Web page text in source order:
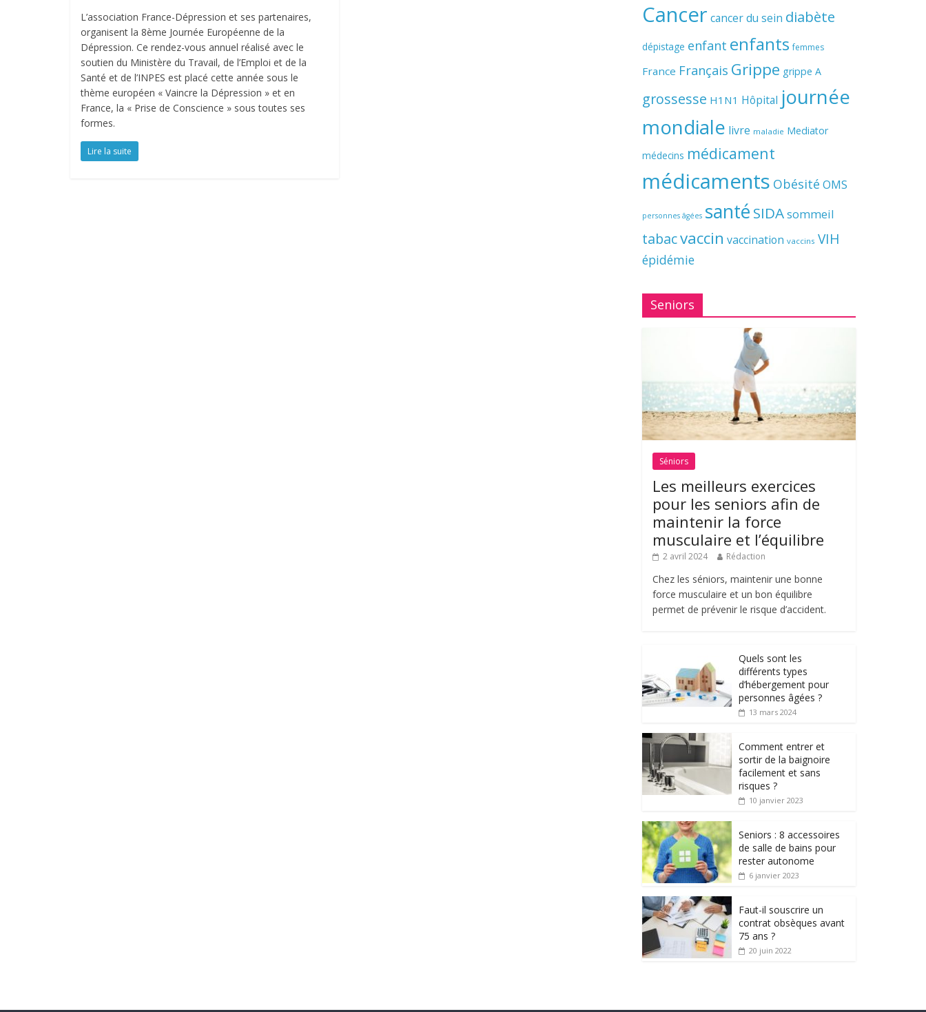
L’association France-Dépression et ses partenaires,
organisent la 8ème Journée Européenne de la
Dépression. Ce rendez-vous annuel réalisé avec le
soutien du Ministère du Travail, de l’Emploi et de la
Santé et de l’INPES est placé cette année sous le
thème européen « Vaincre la Dépression » et en
France, la « Prise de Conscience » sous toutes ses
formes.
Lire la suite
Cancer cancer du sein diabète
dépistage enfant enfants femmes
France Français Grippe grippe A
grossesse H1N1 Hôpital journée
mondiale livre maladie Mediator
médecins médicament
médicaments Obésité OMS
personnes âgées santé SIDAsommeil
tabacvaccin vaccination vaccins VIH
épidémie
Seniors
Séniors
Les meilleurs exercices
pour les seniors afin de
maintenir la force
musculaire et l’équilibre
2 avril 2024 Rédaction
Chez les séniors, maintenir une bonne
force musculaire et un bon équilibre
permet de prévenir le risque d’accident.
Quels sont les
différents types
d’hébergement pour
personnes âgées ?
13 mars 2024
Comment entrer et
sortir de la baignoire
facilement et sans
risques ?
10 janvier 2023
Seniors : 8 accessoires
de salle de bains pour
rester autonome
6 janvier 2023
Faut-il souscrire un
contrat obsèques avant
75 ans ?
20 juin 2022